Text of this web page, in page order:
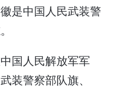
是中国人民武装警
国人民解放军军
装警察部队旗、